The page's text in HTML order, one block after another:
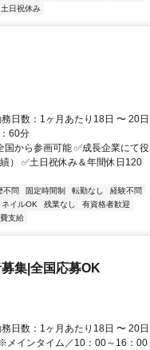
土日祝休み
日数：1ヶ月あたり18日 〜 20日
60分
から参画可能 ✅成長企業にて役
） ✅土日祝休み＆年間休日120
不問 固定時間制 転勤なし
経験不問
ネイルOK 残業なし
有資格者歓迎
支給
集|全国応募OK
日数：1ヶ月あたり18日 〜 20日
メインタイム／10：00～16：00